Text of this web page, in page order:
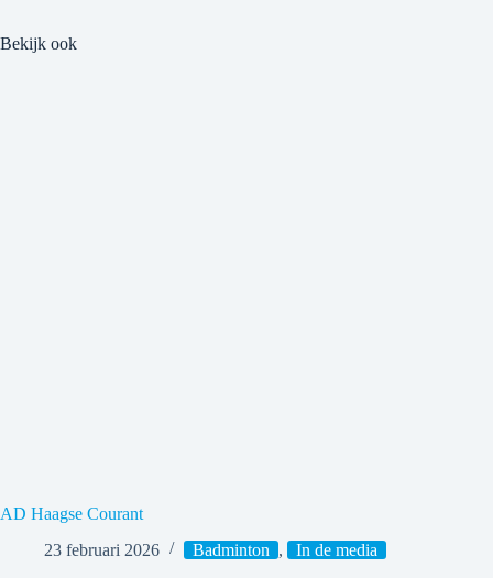
Bekijk ook
AD Haagse Courant
23 februari 2026
Badminton , In de media